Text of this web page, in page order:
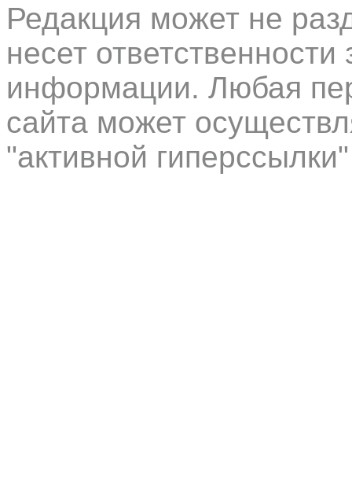
Редакция может не
несет
информации. Любая
сайта может
"активной